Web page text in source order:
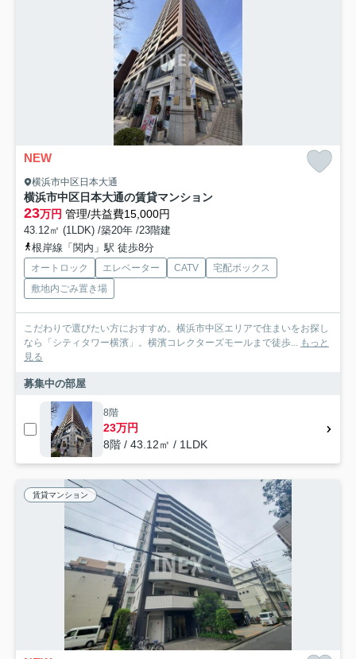
NEW
横浜市中区日本大通
横浜市中区日本大通の賃貸マンション
23万円 管理/共益費15,000円
43.12㎡ (1LDK) /築20年 /23階建
根岸線「関内」駅 徒歩8分
オートロック エレベーター CATV
宅配ボックス
敷地内ごみ置き場
こだわりで選びたい方におすすめ。横浜市中区エリアで住まいをお探し
なら「シティタワー横濱」。横濱コレクターズモールまで徒歩... もっと
見る
募集中の部屋
8階
23万円
8階 / 43.12㎡ / 1LDK
賃貸マンション